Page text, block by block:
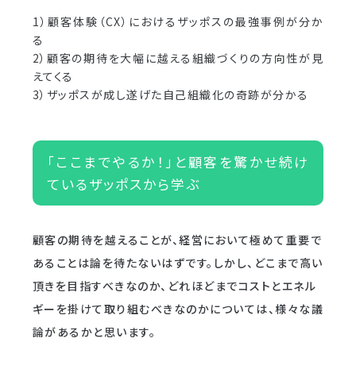
1）顧客体験（CX）におけるザッポスの最強事例が分か
る
2）顧客の期待を大幅に越える組織づくりの方向性が見
えてくる
3）ザッポスが成し遂げた自己組織化の奇跡が分かる
「ここまでやるか！」と顧客を驚かせ続け
ているザッポスから学ぶ
顧客の期待を越えることが、経営において極めて重要で
あることは論を待たないはずです。しかし、どこまで高い
頂きを目指すべきなのか、どれほどまでコストとエネル
ギーを掛けて取り組むべきなのかについては、様々な議
論があるかと思います。